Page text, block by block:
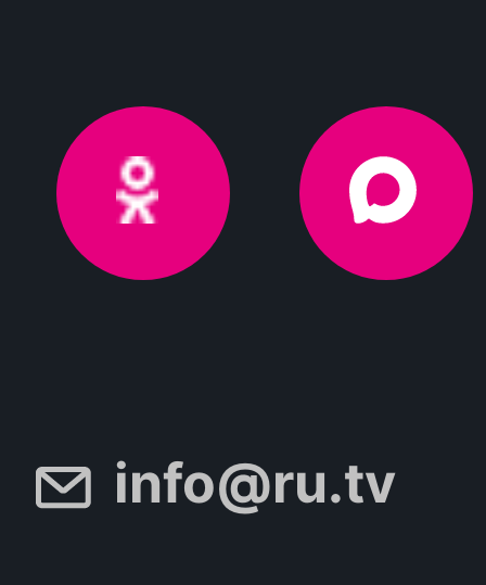
info@ru.tv